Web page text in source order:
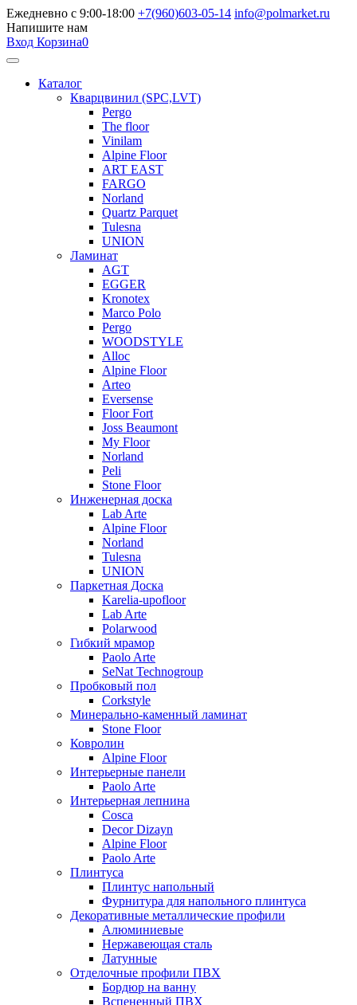
Ежедневно с 9:00-18:00 +7(960)603-05-14 info@polmarket.ru
Напишите нам
Вход Корзина0
Каталог
Кварцвинил (SPC,LVT)
Pergo
The floor
Vinilam
Alpine Floor
ART EAST
FARGO
Norland
Quartz Parquet
Tulesna
UNION
Ламинат
AGT
EGGER
Kronotex
Marco Polo
Pergo
WOODSTYLE
Alloc
Alpine Floor
Arteo
Eversense
Floor Fort
Joss Beaumont
My Floor
Norland
Peli
Stone Floor
Инженерная доска
Lab Arte
Alpine Floor
Norland
Tulesna
UNION
Паркетная Доска
Karelia-upofloor
Lab Arte
Polarwood
Гибкий мрамор
Paolo Arte
SeNat Technogroup
Пробковый пол
Corkstyle
Минерально-каменный ламинат
Stone Floor
Ковролин
Alpine Floor
Интерьерные панели
Paolo Arte
Интерьерная лепнина
Cosca
Decor Dizayn
Alpine Floor
Paolo Arte
Плинтуса
Плинтус напольный
Фурнитура для напольного плинтуса
Декоративные металлические профили
Алюминиевые
Нержавеющая сталь
Латунные
Отделочные профили ПВХ
Бордюр на ванну
Вспененный ПВХ